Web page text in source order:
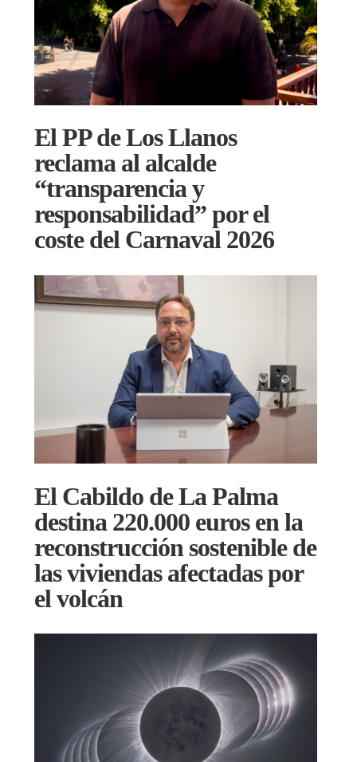
El PP de Los Llanos
reclama al alcalde
“transparencia y
responsabilidad” por el
coste del Carnaval 2026
El Cabildo de La Palma
destina 220.000 euros en la
reconstrucción sostenible de
las viviendas afectadas por
el volcán